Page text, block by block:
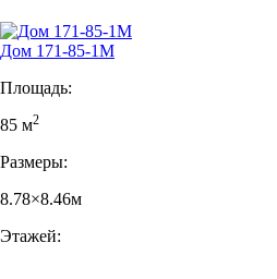
Дом 171-85-1М
Площадь:
85 м2
Размеры:
8.78×8.46м
Этажей: